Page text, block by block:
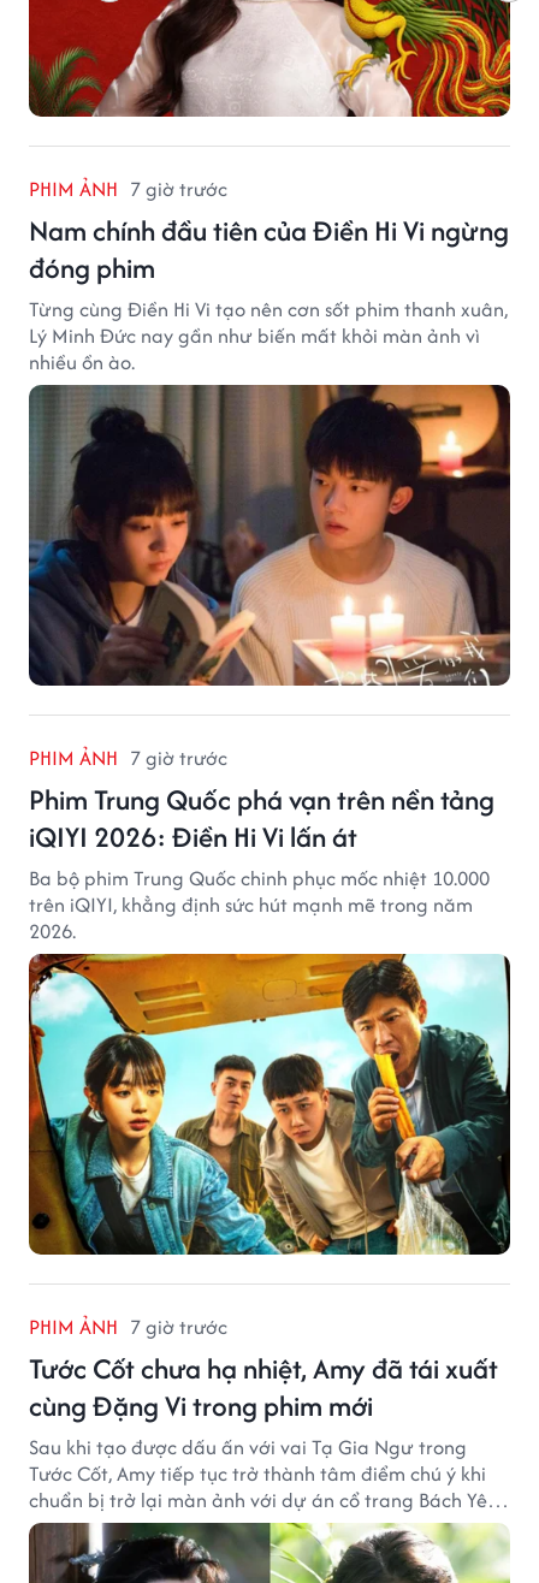
PHIM ẢNH 7 giờ trước
Nam chính đầu tiên của Điền Hi Vi ngừng
đóng phim
Từng cùng Điền Hi Vi tạo nên cơn sốt phim thanh xuân,
Lý Minh Đức nay gần như biến mất khỏi màn ảnh vì
nhiều ồn ào.
PHIM ẢNH 7 giờ trước
Phim Trung Quốc phá vạn trên nền tảng
iQIYI 2026: Điền Hi Vi lấn át
Ba bộ phim Trung Quốc chinh phục mốc nhiệt 10.000
trên iQIYI, khẳng định sức hút mạnh mẽ trong năm
2026.
PHIM ẢNH 7 giờ trước
Tước Cốt chưa hạ nhiệt, Amy đã tái xuất
cùng Đặng Vi trong phim mới
Sau khi tạo được dấu ấn với vai Tạ Gia Ngư trong
Tước Cốt, Amy tiếp tục trở thành tâm điểm chú ý khi
chuẩn bị trở lại màn ảnh với dự án cổ trang Bách Yêu
Phổ.